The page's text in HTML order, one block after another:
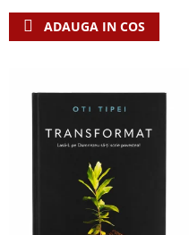
ADAUGA IN COS